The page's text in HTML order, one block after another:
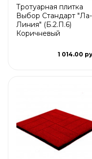
Тротуарная плитка
Выбор Стандарт "Ла-
Линия" (Б.2.П.6)
Коричневый
1 014.00